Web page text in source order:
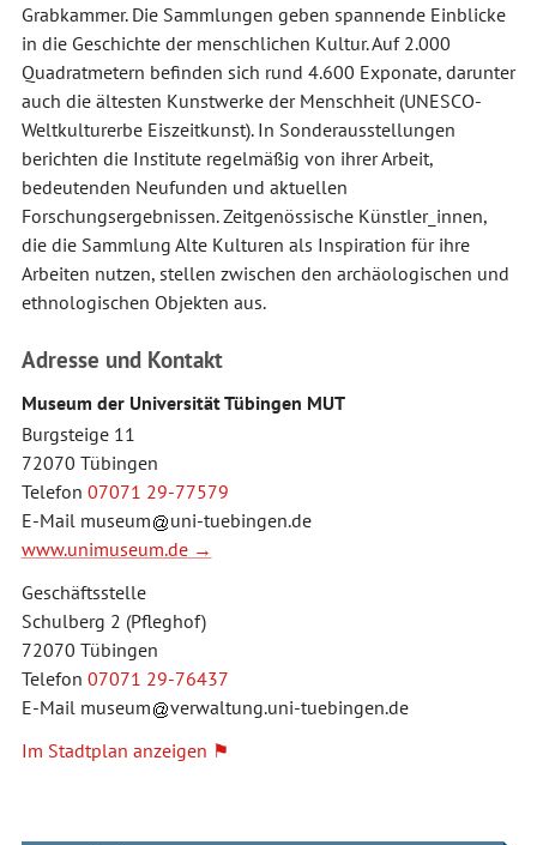
Grabkammer. Die Sammlungen geben spannende Einblicke
in die Geschichte der menschlichen Kultur. Auf 2.000
Quadratmetern befinden sich rund 4.600 Exponate, darunter
auch die ältesten Kunstwerke der Menschheit (UNESCO-
Weltkulturerbe Eiszeitkunst). In Sonderausstellungen
berichten die Institute regelmäßig von ihrer Arbeit,
bedeutenden Neufunden und aktuellen
Forschungsergebnissen. Zeitgenössische Künstler_innen,
die die Sammlung Alte Kulturen als Inspiration für ihre
Arbeiten nutzen, stellen zwischen den archäologischen und
ethnologischen Objekten aus.
Adresse und Kontakt
Museum der Universität Tübingen MUT
Burgsteige 11
72070 Tübingen
Telefon 07071 29-77579
E-Mail museum
uni-tuebingen.de
www.unimuseum.de
Geschäftsstelle
Schulberg 2 (Pfleghof)
72070 Tübingen
Telefon 07071 29-76437
E-Mail museum
verwaltung.uni-tuebingen.de
Im Stadtplan anzeigen